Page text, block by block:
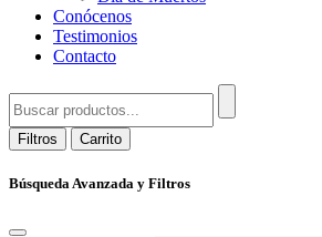
Conócenos
Testimonios
Contacto
Filtros Carrito
Búsqueda Avanzada y Filtros